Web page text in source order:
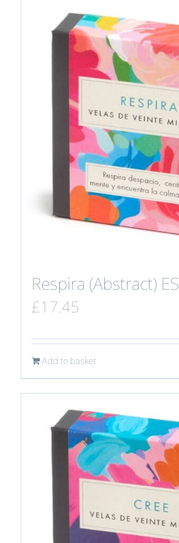
Respira (Abstract) ES
£17.45
Add to basket